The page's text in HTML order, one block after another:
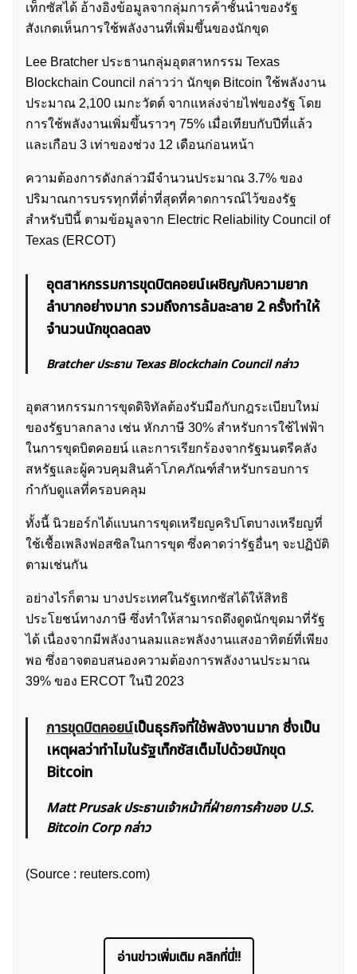
เท็กซัสได้ อ้างอิงข้อมูลจากลุ่มการค้าชั้นนำของรัฐ
สังเกตเห็นการใช้พลังงานที่เพิ่มขึ้นของนักขุด
Lee Bratcher ประธานกลุ่มอุตสาหกรรม Texas
Blockchain Council กล่าวว่า นักขุด Bitcoin ใช้พลังงาน
ประมาณ 2,100 เมกะวัตต์ จากแหล่งจ่ายไฟของรัฐ โดย
การใช้พลังงานเพิ่มขึ้นราวๆ 75% เมื่อเทียบกับปีที่แล้ว
และเกือบ 3 เท่าของช่วง 12 เดือนก่อนหน้า
ความต้องการดังกล่าวมีจำนวนประมาณ 3.7% ของ
ปริมาณการบรรทุกที่ต่ำที่สุดที่คาดการณ์ไว้ของรัฐ
สำหรับปีนี้ ตามข้อมูลจาก Electric Reliability Council of
Texas (ERCOT)
อุตสาหกรรมการขุดบิตคอยน์เผชิญกับความยาก
ลำบากอย่างมาก รวมถึงการล้มละลาย 2 ครั้งทำให้
จำนวนนักขุดลดลง
Bratcher ประธาน Texas Blockchain Council กล่าว
อุตสาหกรรมการขุดดิจิทัลต้องรับมือกับกฎระเบียบใหม่
ของรัฐบาลกลาง เช่น หักภาษี 30% สำหรับการใช้ไฟฟ้า
ในการขุดบิตคอยน์ และการเรียกร้องจากรัฐมนตรีคลัง
สหรัฐและผู้ควบคุมสินค้าโภคภัณฑ์สำหรับกรอบการ
กำกับดูแลที่ครอบคลุม
ทั้งนี้ นิวยอร์กได้แบนการขุดเหรียญคริปโตบางเหรียญที่
ใช้เชื้อเพลิงฟอสซิลในการขุด ซึ่งคาดว่ารัฐอื่นๆ จะปฏิบัติ
ตามเช่นกัน
อย่างไรก็ตาม บางประเทศในรัฐเทกซัสได้ให้สิทธิ
ประโยชน์ทางภาษี ซึ่งทำให้สามารถดึงดูดนักขุดมาที่รัฐ
ได้ เนื่องจากมีพลังงานลมและพลังงานแสงอาทิตย์ที่เพียง
พอ ซึ่งอาจตอบสนองความต้องการพลังงานประมาณ
39% ของ ERCOT ในปี 2023
การขุดบิตคอยน์เป็นธุรกิจที่ใช้พลังงานมาก ซึ่งเป็น
เหตุผลว่าทำไมในรัฐเท็กซัสเต็มไปด้วยนักขุด
Bitcoin
Matt Prusak ประธานเจ้าหน้าที่ฝ่ายการค้าของ U.S.
Bitcoin Corp กล่าว
(Source : reuters.com)
อ่านข่าวเพิ่มเติม คลิกที่นี่!!